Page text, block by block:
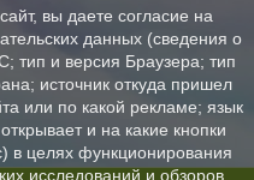
вы даете согласие на
данных (сведения о
тип и версия Браузера; тип
источник откуда пришел
или по какой рекламе; язык
и на какие кнопки
в целях функционирования
исследований и обзоров.